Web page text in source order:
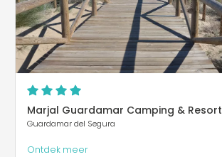
Marjal Guardamar Camping & Resort
Guardamar del Segura
Ontdek meer